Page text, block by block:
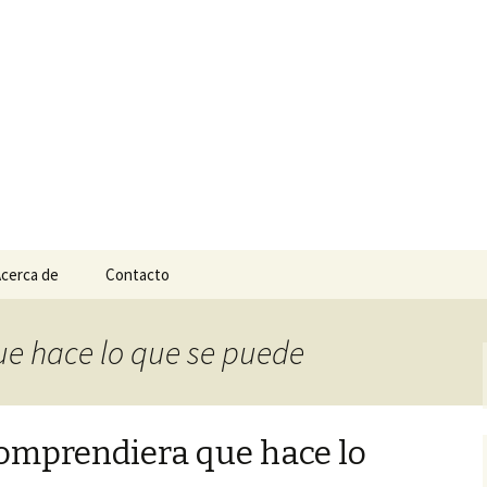
de Contacto
hace lo que se puede
que hace lo